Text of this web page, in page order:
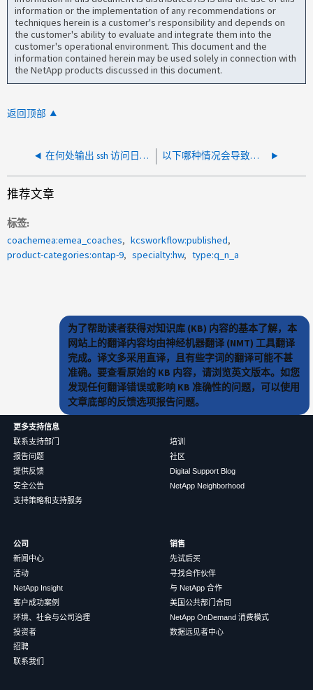
information or the implementation of any recommendations or
techniques herein is a customer's responsibility and depends on
the customer's ability to evaluate and integrate them into the
customer's operational environment. This document and the
information contained herein may be used solely in connection with
the NetApp products discussed in this document.
返回顶部
在何处输出 ssh 访问日志？ 以下哪种情况会导致磁盘重新启动？
推荐文章
标签
coachemea:emea_coaches
kcsworkflow:published
product-categories:ontap-9
specialty:hw type:q_n_a
为了帮助读者获得对知识库 (KB) 内容的基本了解，本
网站上的翻译内容均由神经机器翻译 (NMT) 工具翻译
完成。译文多采用直译，且有些字词的翻译可能不甚
准确。要查看原始的 KB 内容，请浏览英文版本。如您
发现任何翻译错误或影响 KB 准确性的问题，可以使用
文章底部的反馈选项报告问题。
更多支持信息
联系支持部门
报告问题
提供反馈
安全公告
支持策略和支持服务
培训
社区
Digital Support Blog
NetApp Neighborhood
公司
新闻中心
活动
NetApp Insight
客户成功案例
环境、社会与公司治理
投资者
招聘
联系我们
销售
先试后买
寻找合作伙伴
与 NetApp 合作
美国公共部门合同
NetApp OnDemand 消费模式
数据远见者中心